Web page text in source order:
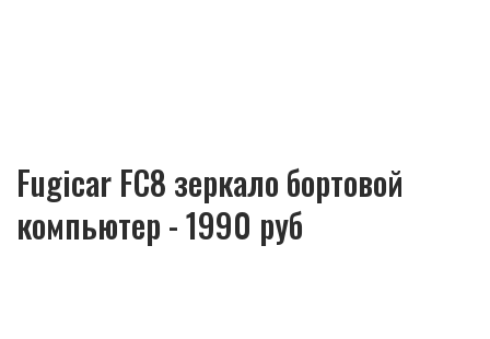
Fugicar FC8 зеркало бортовой
компьютер - 1990 руб